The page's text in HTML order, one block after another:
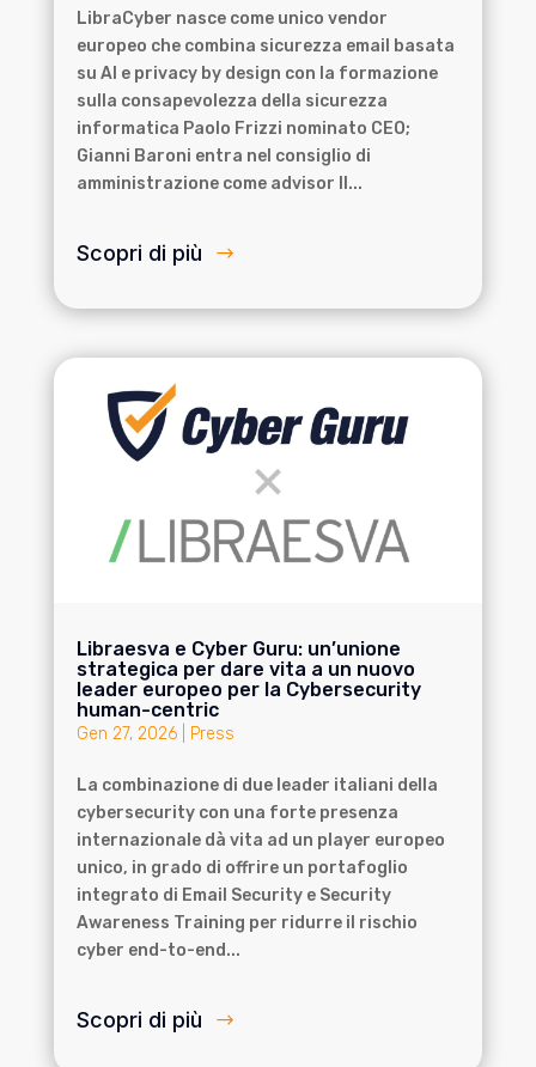
LibraCyber nasce come unico vendor
europeo che combina sicurezza email basata
su AI e privacy by design con la formazione
sulla consapevolezza della sicurezza
informatica Paolo Frizzi nominato CEO;
Gianni Baroni entra nel consiglio di
amministrazione come advisor Il...
Scopri di più
Libraesva e Cyber Guru: un’unione
strategica per dare vita a un nuovo
leader europeo per la Cybersecurity
human-centric
Gen 27, 2026| Press
La combinazione di due leader italiani della
cybersecurity con una forte presenza
internazionale dà vita ad un player europeo
unico, in grado di offrire un portafoglio
integrato di Email Security e Security
Awareness Training per ridurre il rischio
cyber end-to-end...
Scopri di più